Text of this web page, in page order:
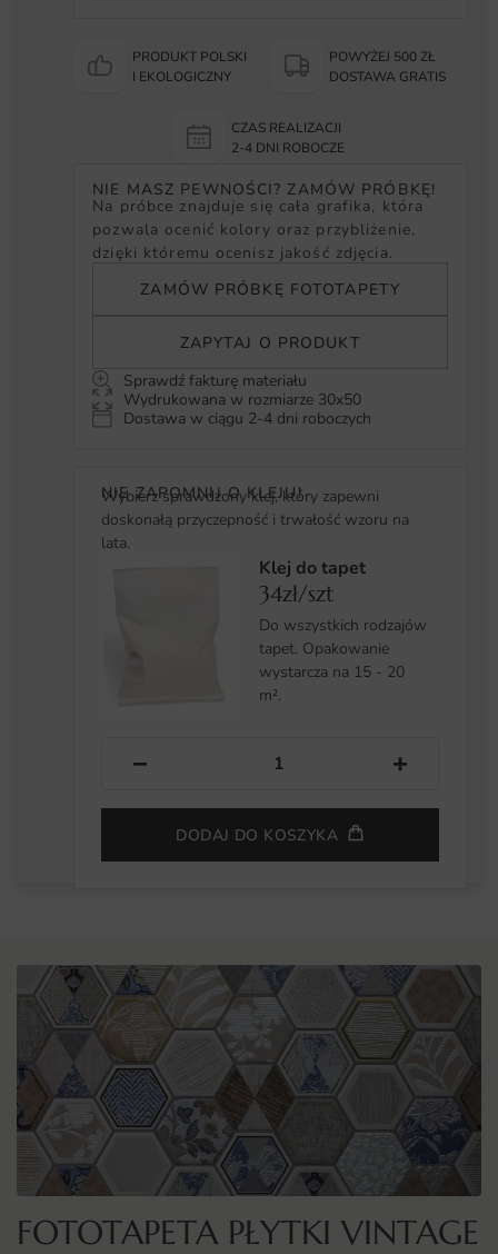
PRODUKT POLSKI
I EKOLOGICZNY
POWYŻEJ 500 ZŁ
DOSTAWA GRATIS
CZAS REALIZACJI
2-4 DNI ROBOCZE
NIE MASZ PEWNOŚCI? ZAMÓW PRÓBKĘ!
Na próbce znajduje się cała grafika, która
pozwala ocenić kolory oraz przybliżenie,
dzięki któremu ocenisz jakość zdjęcia.
ZAMÓW PRÓBKĘ FOTOTAPETY
ZAPYTAJ O PRODUKT
Sprawdź fakturę materiału
Wydrukowana w rozmiarze 30x50
Dostawa w ciągu 2-4 dni roboczych
NIE ZAPOMNIJ O KLEJU!
Wybierz sprawdzony klej, który zapewni
doskonałą przyczepność i trwałość wzoru na
lata.
Klej do tapet
34zł/szt
Do wszystkich rodzajów
tapet. Opakowanie
wystarcza na 15 - 20
m².
− +
DODAJ DO KOSZYKA
FOTOTAPETA PŁYTKI VINTAGE